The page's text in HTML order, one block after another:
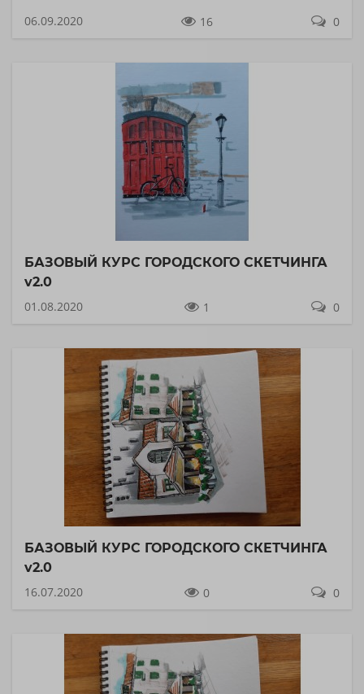
06.09.2020 16 0
БАЗОВЫЙ КУРС ГОРОДСКОГО СКЕТЧИНГА
v2.0
01.08.2020
1 0
БАЗОВЫЙ КУРС ГОРОДСКОГО СКЕТЧИНГА
v2.0
16.07.2020
0 0